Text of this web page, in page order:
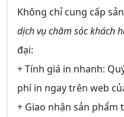
Không chỉ cung cấp
dịch vụ chăm sóc khách
đại:
+ Tính giá in nhanh:
phí in ngay trên web
+ Giao nhận sản phẩm